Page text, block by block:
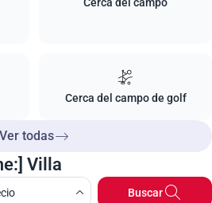
Cerca del campo de golf
Ver todas
Villa
Buscar